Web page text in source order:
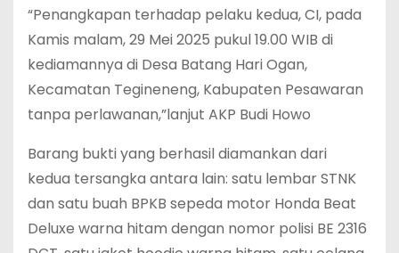
“Penangkapan terhadap pelaku kedua, CI, pada
Kamis malam, 29 Mei 2025 pukul 19.00 WIB di
kediamannya di Desa Batang Hari Ogan,
Kecamatan Tegineneng, Kabupaten Pesawaran
tanpa perlawanan,”lanjut AKP Budi Howo
Barang bukti yang berhasil diamankan dari
kedua tersangka antara lain: satu lembar STNK
dan satu buah BPKB sepeda motor Honda Beat
Deluxe warna hitam dengan nomor polisi BE 2316